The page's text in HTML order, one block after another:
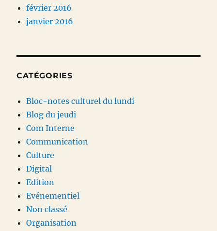
février 2016
janvier 2016
CATÉGORIES
Bloc-notes culturel du lundi
Blog du jeudi
Com Interne
Communication
Culture
Digital
Edition
Evénementiel
Non classé
Organisation